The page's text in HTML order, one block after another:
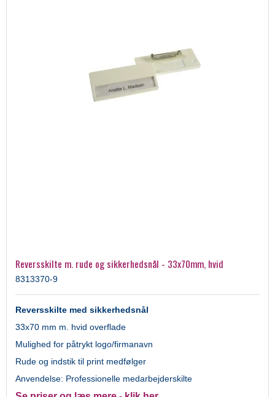
Reversskilte m. rude og sikkerhedsnål - 33x70mm, hvid
8313370-9
Reversskilte med sikkerhedsnål
33x70 mm m. hvid overflade
Mulighed for påtrykt logo/firmanavn
Rude og indstik til print medfølger
Anvendelse: Professionelle medarbejderskilte